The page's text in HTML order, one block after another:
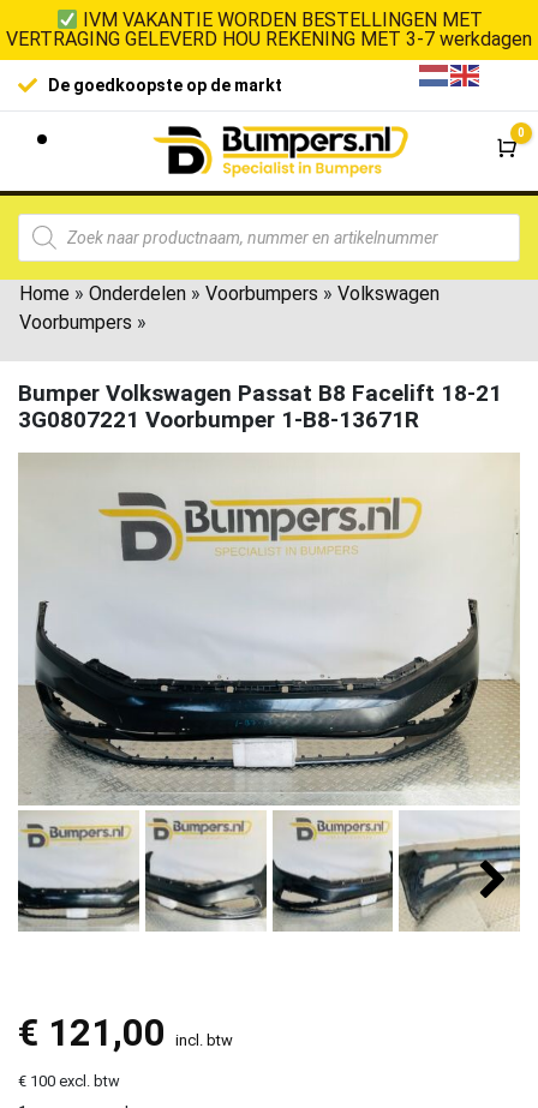
IVM VAKANTIE WORDEN BESTELLINGEN MET
VERTRAGING GELEVERD HOU REKENING MET 3-7 werkdagen
De goedkoopste op de markt
0
Home » Onderdelen » Voorbumpers » Volkswagen
Voorbumpers »
Bumper Volkswagen Passat B8 Facelift 18-21
3G0807221 Voorbumper 1-B8-13671R
€ 121,00 incl. btw
€ 100 excl. btw